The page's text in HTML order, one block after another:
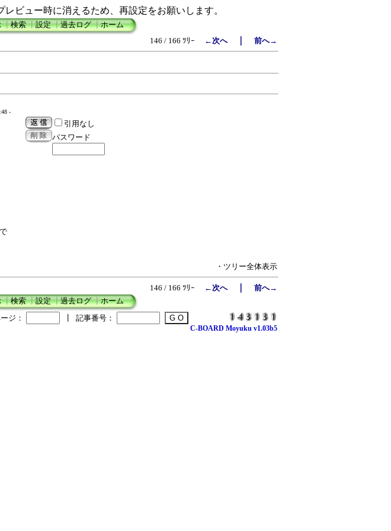
ビュー時に消えるため、再設定をお願いします。
┃検索┃設定┃過去ログ┃ホーム
146 / 166 ﾂﾘｰ
←次へ｜ 前へ→
-
引用なし
パスワード
・ツリー全体表示
146 / 166 ﾂﾘｰ ←次へ｜ 前へ→
┃検索┃設定┃過去ログ┃ホーム
ジ：
記事番号：
C-BOARD Moyuku v1.03b5